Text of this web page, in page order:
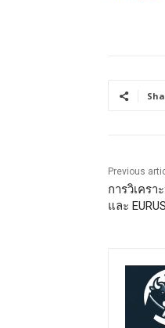
Previous
การวิเครา
และ